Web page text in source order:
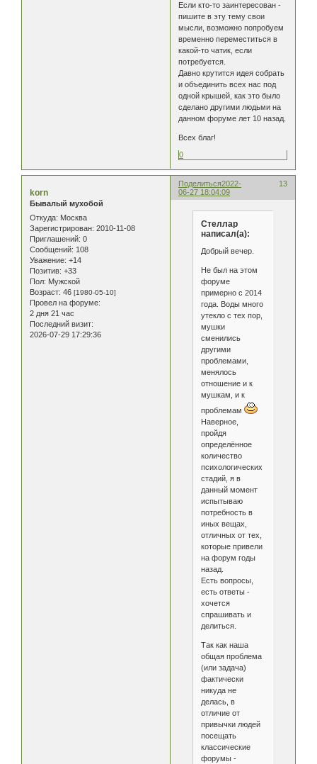
Если кто-то заинтересован -
пишите в эту тему свои
мысли, возможно попробуем
временно переместиться в
какой-то чатик, если
потребуется.
Давно крутится идея собрать
и объединить всех нас под
одной крышей, как это было
сделано другими людьми на
данном форуме лет 10 назад.
Всех благ!
0
Поделиться 13
2022-
06-27 18:04:09
korn
Бывалый мухобой
Откуда: Москва
Зарегистрирован: 2010-11-08
Приглашений: 0
Сообщений: 108
Уважение: +14
Позитив: +33
Пол: Мужской
Возраст: 46 [1980-05-10]
Провел на форуме:
2 дня 21 час
Последний визит:
2026-07-29 17:29:36
Стеллар
написал(а):
Добрый вечер.
Не был на этом
форуме
примерно с 2014
года. Воды много
утекло с тех пор,
мушки
сменились
другими
проблемами,
менялось
отношение и к
мушкам, и к
проблемам
Наверное,
пройдя
определённое
количество
психологических
стадий, я в
данный момент
испытываю
потребность в
иных вещах,
отличных от тех,
которые привели
на форум годы
назад.
Есть вопросы,
есть ответы -
хочется
спрашивать и
делиться.
Так как наша
общая проблема
(или задача)
фактически
никуда не
делась, в
отличие от
привычки людей
посещать
классические
форумы -